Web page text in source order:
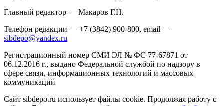
Главный редактор — Макаров Г.Н.
Телефон редакции — +7 (3842) 900-800, email —
sibdepo@yandex.ru
Регистрационный номер СМИ ЭЛ № ФС 77-67871 от
06.12.2016 г., выдано Федеральной службой по надзору в
сфере связи, информационных технологий и массовых
коммуникаций
Сайт sibdepo.ru использует файлы cookie. Продолжая работу с